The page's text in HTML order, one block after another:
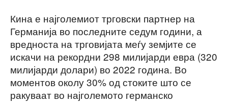
Кина е најголемиот трговски партнер на
Германија во последните седум години, а
вредноста на трговијата меѓу земјите се
искачи на рекордни 298 милијарди евра (320
милијарди долари) во 2022 година. Во
моментов околу 30% од стоките што се
ракуваат во најголемото германско